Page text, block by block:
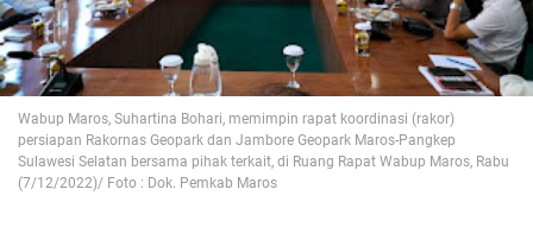
Wabup Maros, Suhartina Bohari, memimpin rapat koordinasi (rakor)
persiapan Rakornas Geopark dan Jambore Geopark Maros-Pangkep
Sulawesi Selatan bersama pihak terkait, di Ruang Rapat Wabup Maros, Rabu
(7/12/2022)/ Foto : Dok. Pemkab Maros